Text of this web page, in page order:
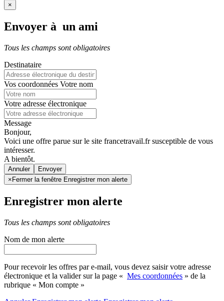
×
Envoyer à un ami
Tous les champs sont obligatoires
Destinataire
Vos coordonnées Votre nom
Votre adresse électronique
Message
Bonjour,
Voici une offre parue sur le site francetravail.fr susceptible de vous
intéresser.
A bientôt.
Annuler
× Fermer la fenêtre Enregistrer mon alerte
Enregistrer mon alerte
Tous les champs sont obligatoires
Nom de mon alerte
Pour recevoir les offres par e-mail, vous devez saisir votre adresse
électronique et la valider sur la page « Mes coordonnées » de la
rubrique « Mon compte »